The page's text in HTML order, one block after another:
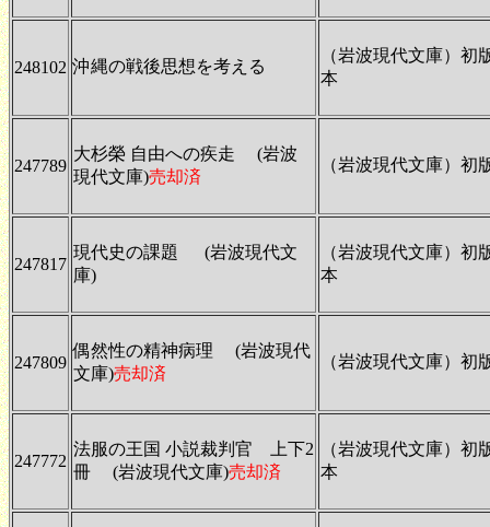
248102 沖縄の戦後思想を考える
（岩波現代文庫）初
本
247789
大杉榮 自由への疾走 (岩波
現代文庫)売却済
（岩波現代文庫）初
247817
現代史の課題 (岩波現代文
庫)
（岩波現代文庫）初
本
247809
偶然性の精神病理 (岩波現代
文庫)売却済
（岩波現代文庫）初
247772
法服の王国 小説裁判官 上下2
冊 (岩波現代文庫)売却済
（岩波現代文庫）初
本